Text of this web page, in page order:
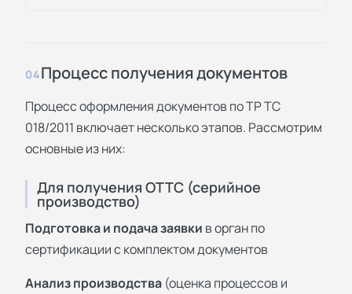
04Процесс получения документов
Процесс оформления документов по ТР ТС
018/2011 включает несколько этапов. Рассмотрим
основные из них:
Для получения ОТТС (серийное
производство)
Подготовка и подача заявки в орган по
сертификации с комплектом документов
Анализ производства (оценка процессов и